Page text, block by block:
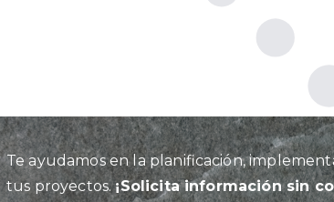
Te ayudamos en la planificación,
tus proyectos.¡Solicita información sin